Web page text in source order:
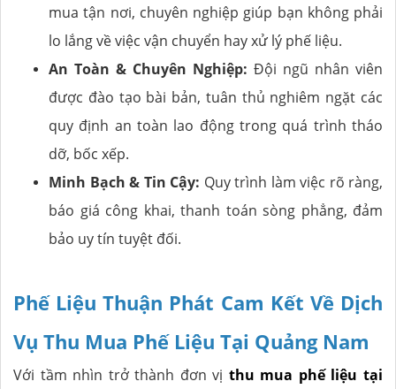
mua tận nơi, chuyên nghiệp giúp bạn không phải
lo lắng về việc vận chuyển hay xử lý phế liệu.
An Toàn & Chuyên Nghiệp: Đội ngũ nhân viên
được đào tạo bài bản, tuân thủ nghiêm ngặt các
quy định an toàn lao động trong quá trình tháo
dỡ, bốc xếp.
Minh Bạch & Tin Cậy: Quy trình làm việc rõ ràng,
báo giá công khai, thanh toán sòng phẳng, đảm
bảo uy tín tuyệt đối.
Phế Liệu Thuận Phát Cam Kết Về Dịch
Vụ Thu Mua Phế Liệu Tại Quảng Nam
Với tầm nhìn trở thành đơn vị thu mua phế liệu tại